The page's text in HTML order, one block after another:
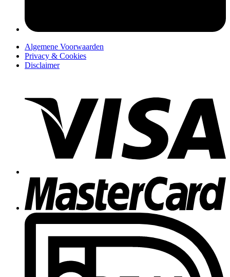
Algemene Voorwaarden
Privacy & Cookies
Disclaimer